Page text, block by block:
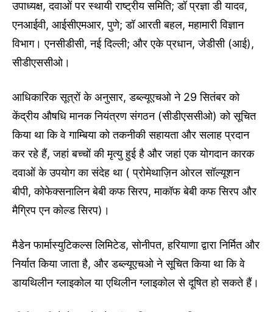
उपाध्यक्ष, दवाओं पर स्थायी राष्ट्रीय समिति; डॉ प्रज्ञा डी यादव,
एनआईवी, आईसीएमआर, पुणे; डॉ आरती बहल, महामारी विज्ञान
विभाग। एनसीडीसी, नई दिल्ली; और एके प्रधान, जेडीसी (आई),
सीडीएससीओ।
आधिकारिक सूत्रों के अनुसार, डब्ल्यूएचओ ने 29 सितंबर को
केंद्रीय औषधि मानक नियंत्रण संगठन (सीडीएससीओ) को सूचित
किया था कि वे गाम्बिया को तकनीकी सहायता और सलाह प्रदान
कर रहे हैं, जहां बच्चों की मृत्यु हुई है और जहां एक योगदान कारक
दवाओं के उपयोग का संदेह था ( प्रोमेथाज़िन ओरल सॉल्यूशन
बीपी, कोफेक्सनालिन बेबी कफ सिरप, माकॉफ बेबी कफ सिरप और
मैग्रिप एन कोल्ड सिरप)।
मैडेन फार्मास्युटिकल्स लिमिटेड, सोनीपत, हरियाणा द्वारा निर्मित और
निर्यात किया जाता है, और डब्ल्यूएचओ ने सूचित किया था कि वे
डायथिलीन ग्लाइकोल या एथिलीन ग्लाइकोल से दूषित हो सकते हैं।